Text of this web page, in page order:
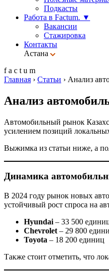
Подкасты
Работа в Factum. ▼
Вакансии
Стажировка
Контакты
Астана
f a c t u m
Главная › Статьи › Анализ
Анализ
Автомобильный рынок
усилением позиций
Выжимка из статьи ниже, а
Динамика
В 2024 году рынок новых
устойчивый рост спроса на
Hyundai – 33 500
Chevrolet – 29 800
Toyota – 18 200 единиц
Также стоит отметить, что